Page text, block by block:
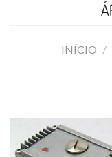
INÍCIO /